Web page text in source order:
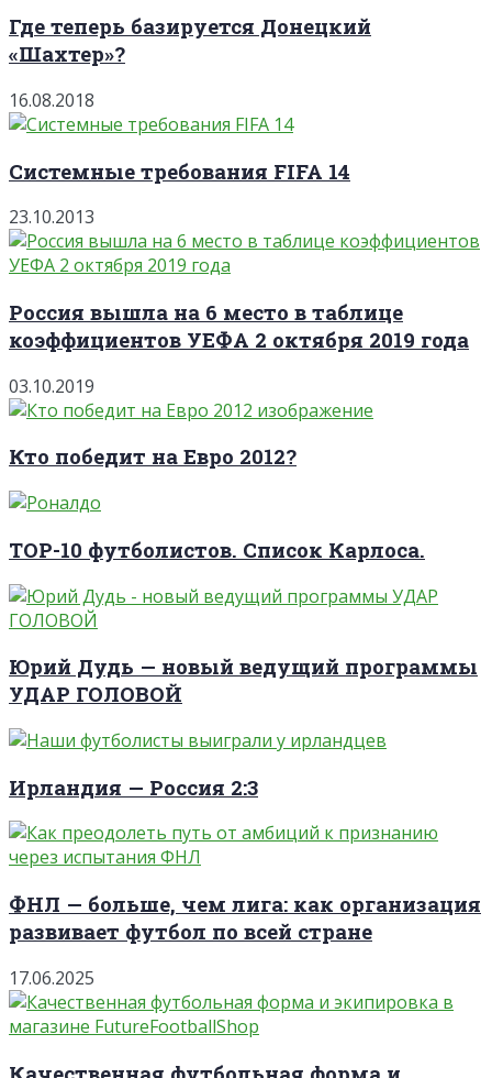
Где теперь базируется Донецкий
«Шахтер»?
16.08.2018
Системные требования FIFA 14
23.10.2013
Россия вышла на 6 место в таблице
коэффициентов УЕФА 2 октября 2019 года
03.10.2019
Кто победит на Евро 2012?
TOP-10 футболистов. Список Карлоса.
Юрий Дудь — новый ведущий программы
УДАР ГОЛОВОЙ
Ирландия — Россия 2:3
ФНЛ — больше, чем лига: как организация
развивает футбол по всей стране
17.06.2025